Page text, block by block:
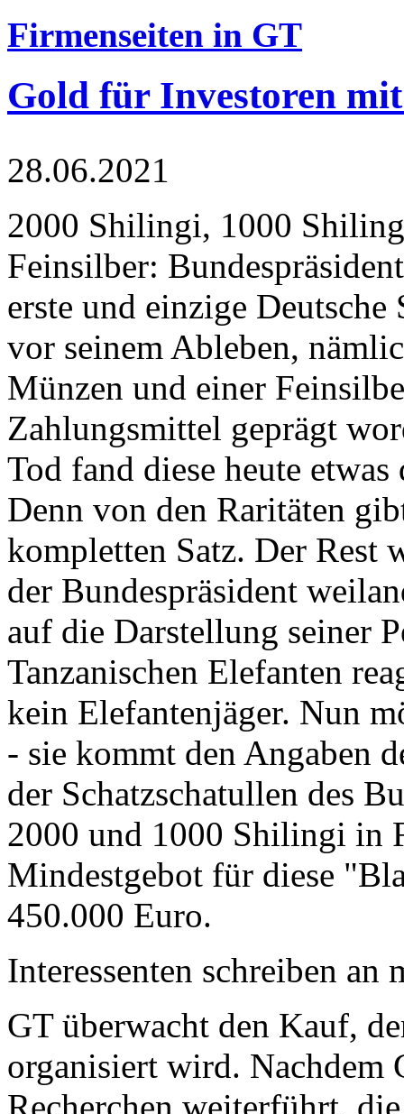
Firmenseiten in GT
Gold für Investoren
28.06.2021
2000 Shilingi, 1000
Feinsilber:
erste und einzige Deutsche
vor seinem Ableben,
Münzen und einer
Zahlungsmittel geprägt
Tod fand diese heute
Denn von den Raritäten
kompletten Satz. Der Rest
der Bundespräsident
auf die Darstellung seiner
Tanzanischen Elefanten
kein Elefantenjäger. Nun
- sie kommt den Angaben
der Schatzschatullen des
2000 und 1000 Shilingi in
Mindestgebot für diese
450.000 Euro.
Interessenten schreiben
GT überwacht den Kauf,
organisiert wird. Nachdem
Recherchen weiterführt,